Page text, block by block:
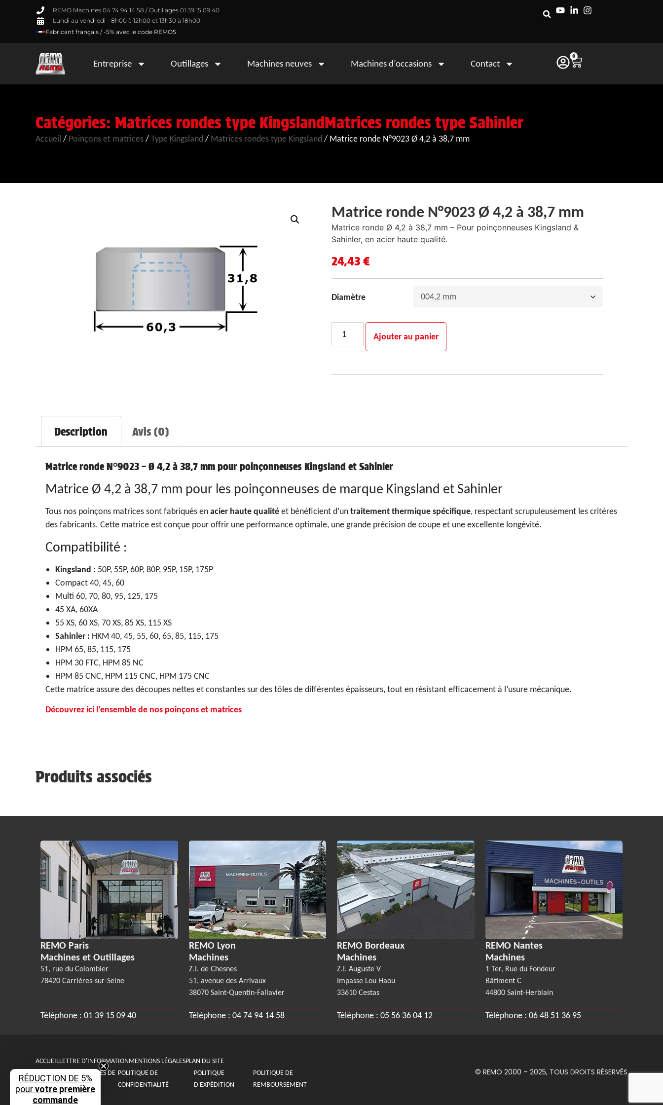
REMO Machines 04 74 94 14 58 / Outillages 01 39 15 09 40
Lundi au vendredi - 8h00 à 12h00 et 13h30 à 18h00
Fabricant français / -5% avec le code REMO5
Entreprise Outillages Machines neuves Machines d’occasions Contact
0
Catégories:Matrices rondes type KingslandMatrices rondes type Sahinler
Accueil / Poinçons et matrices/Type Kingsland / Matrices rondes type Kingsland / Matrice ronde N°9023 Ø 4,2 à 38,7 mm
Matrice ronde N°9023 Ø 4,2 à 38,7 mm
Matrice ronde Ø 4,2 à 38,7 mm – Pour poinçonneuses Kingsland &
Sahinler, en acier haute qualité.
24,43 €
Diamètre
Ajouter au panier
Description Avis (0)
Matrice ronde N°9023 – Ø 4,2 à 38,7 mm pour poinçonneuses Kingsland et Sahinler
Matrice Ø 4,2 à 38,7 mm pour les poinçonneuses de marque Kingsland et Sahinler
Tous nos poinçons matrices sont fabriqués enacier haute qualitéet bénéficient d’untraitement thermique spécifique, respectant scrupuleusement les critères
des fabricants. Cette matrice est conçue pour offrir une performance optimale, une grande précision de coupe et une excellente longévité.
Compatibilité :
Kingsland : 50P, 55P, 60P, 80P, 95P, 15P, 175P
Compact 40, 45, 60
Multi 60, 70, 80, 95, 125, 175
45 XA, 60XA
55 XS, 60 XS, 70 XS, 85 XS, 115 XS
Sahinler : HKM 40, 45, 55, 60, 65, 85, 115, 175
HPM 65, 85, 115, 175
HPM 30 FTC, HPM 85 NC
HPM 85 CNC, HPM 115 CNC, HPM 175 CNC
Cette matrice assure des découpes nettes et constantes sur des tôles de différentes épaisseurs, tout en résistant efficacement à l’usure mécanique.
Découvrez ici l’ensemble de nos poinçons et matrices
Produits associés
REMO Paris
Machines et Outillages
51, rue du Colombier
78420 Carrières-sur-Seine
Téléphone : 01 39 15 09 40
REMO Lyon
Machines
Z.I. de Chesnes
51, avenue des Arrivaux
38070 Saint-Quentin-Fallavier
Téléphone : 04 74 94 14 58
REMO Bordeaux
Machines
Z.I. Auguste V
Impasse Lou Haou
33610 Cestas
Téléphone : 05 56 36 04 12
REMO Nantes
Machines
1 Ter, Rue du Fondeur
Bâtiment C
44800 Saint-Herblain
Téléphone : 06 48 51 36 95
ACCUEILLETTRE D'INFORMATIONMENTIONS LÉGALESPLAN DU SITE
CONDITIONS GÉNÉRALES DE
VENTE
POLITIQUE DE
CONFIDENTIALITÉ
POLITIQUE
D'EXPÉDITION
POLITIQUE DE
REMBOURSEMENT
© REMO 2000 – 2025, TOUS DROITS RÉSERVÉS
RÉDUCTION DE 5%
pourvotre première
commande